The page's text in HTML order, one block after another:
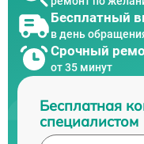
Бесплатный
в день
Срочный
от 35 минут
Бесплатная
специалистом